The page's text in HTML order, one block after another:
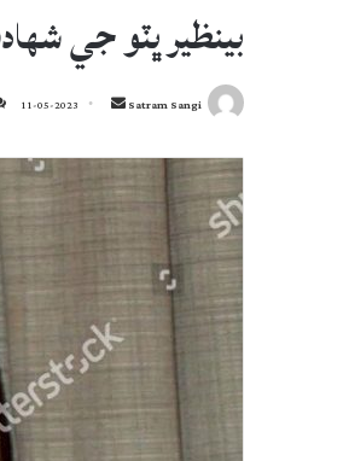
بينظير ڀٽو جي
Satram Sangi
Send
email
11-05-2023